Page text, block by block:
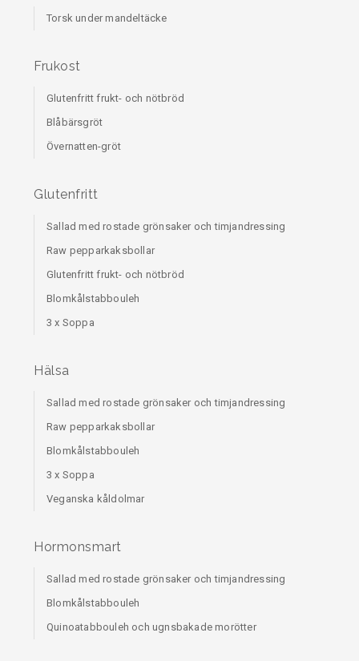
Torsk under mandeltäcke
Frukost
Glutenfritt frukt- och nötbröd
Blåbärsgröt
Övernatten-gröt
Glutenfritt
Sallad med rostade grönsaker och timjandressing
Raw pepparkaksbollar
Glutenfritt frukt- och nötbröd
Blomkålstabbouleh
3 x Soppa
Hälsa
Sallad med rostade grönsaker och timjandressing
Raw pepparkaksbollar
Blomkålstabbouleh
3 x Soppa
Veganska kåldolmar
Hormonsmart
Sallad med rostade grönsaker och timjandressing
Blomkålstabbouleh
Quinoatabbouleh och ugnsbakade morötter